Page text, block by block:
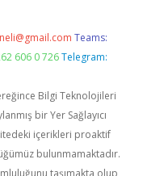
Teams:
606 0 726 Telegram:
Bilgi Teknolojileri
bir Yer Sağlayıcı
içerikleri proaktif
bulunmamaktadır.
taşımakta olup,